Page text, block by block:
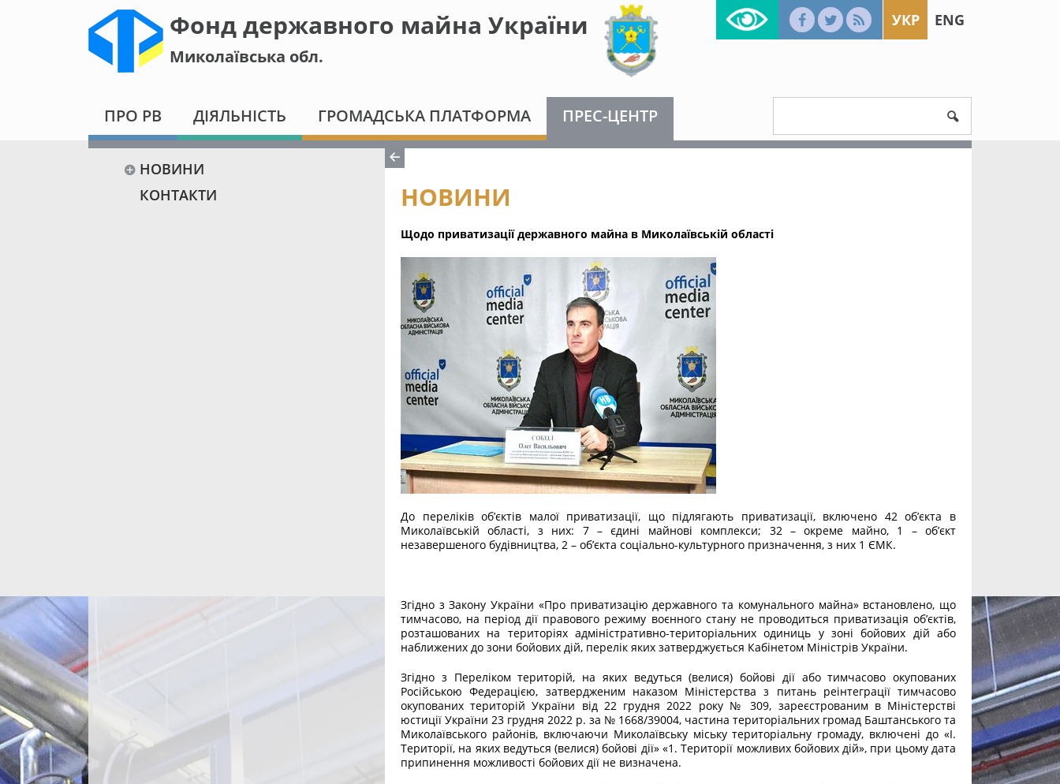
Фонд державного майна України
Миколаївська обл.
УКР ENG
ПРО РВ ДІЯЛЬНІСТЬ ГРОМАДСЬКА ПЛАТФОРМА ПРЕС-ЦЕНТР
НОВИНИ
КОНТАКТИ
НОВИНИ
Щодо приватизації державного майна в Миколаївській області
До переліків об’єктів малої приватизації, що підлягають приватизації, включено 42 об’єкта в
Миколаївській області, з них: 7 – єдині майнові комплекси; 32 – окреме майно, 1 – об’єкт
незавершеного будівництва, 2 – об’єкта соціально-культурного призначення, з них 1 ЄМК.
Згідно з Закону України «Про приватизацію державного та комунального майна» встановлено, що
тимчасово, на період дії правового режиму воєнного стану не проводиться приватизація об’єктів,
розташованих на територіях адміністративно-територіальних одиниць у зоні бойових дій або
наближених до зони бойових дій, перелік яких затверджується Кабінетом Міністрів України.
Згідно з Переліком територій, на яких ведуться (велися) бойові дії або тимчасово окупованих
Російською Федерацією, затвердженим наказом Міністерства з питань реінтеграції тимчасово
окупованих територій України від 22 грудня 2022 року № 309, зареєстрованим в Міністерстві
юстиції України 23 грудня 2022 р. за № 1668/39004, частина територіальних громад Баштанського та
Миколаївського районів, включаючи Миколаївську міську територіальну громаду, включені до «I.
Території, на яких ведуться (велися) бойові дії» «1. Території можливих бойових дій», при цьому дата
припинення можливості бойових дії не визначена.